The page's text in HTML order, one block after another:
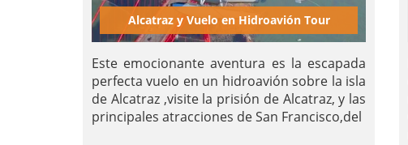
Alcatraz y Vuelo en Hidroavión Tour
Este emocionante aventura es la escapada
perfecta vuelo en un hidroavión sobre la isla
de Alcatraz ,visite la prisión de Alcatraz, y las
principales atracciones de San Francisco,del